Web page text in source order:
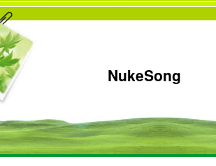
NukeSong